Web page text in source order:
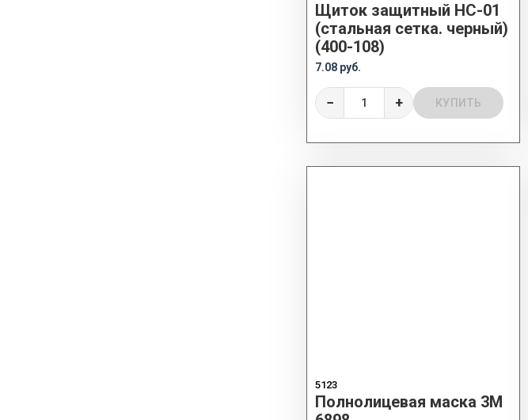
Щиток защитный НС-01
(стальная сетка. черный)
(400-108)
7.08 руб.
− + КУПИТЬ
5123
Полнолицевая маска 3М